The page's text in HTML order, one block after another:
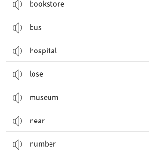
bookstore
bus
hospital
lose
museum
near
number